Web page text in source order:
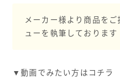
メーカー様より商品を
ューを執筆しております
▼動画でみたい方はコチラ